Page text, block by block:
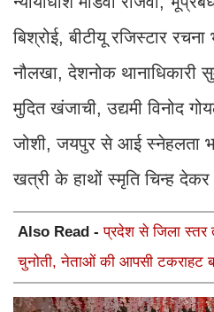
बिश्रोई, बीटीयू रजिस्टार रचना
नौलखा, देशनोक थानाधिकारी
मुदित खंजाची, उद्यमी विनोद
जोशी, जयपुर से आई स्नेहलता
खत्री के हाथों स्मृति चिन्ह देकर
Also Read -प्रदेश से जिला स्तर
चुनोती, नेताओं की आपसी टकराहट